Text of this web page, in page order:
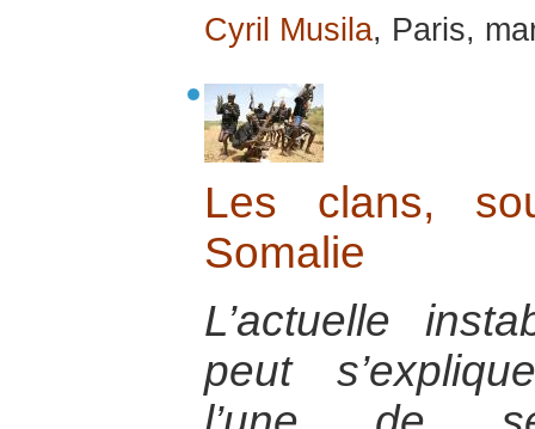
Cyril Musila, Paris,
Les clans,
Somalie
L’actuelle
peut